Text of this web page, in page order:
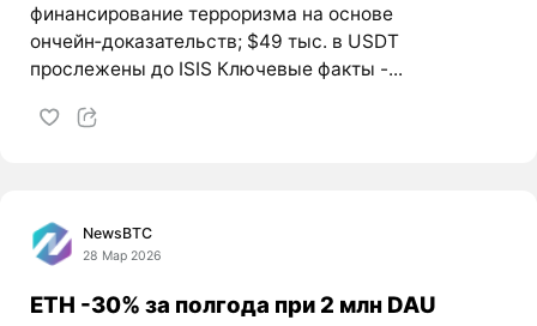
финансирование терроризма на основе
ончейн‑доказательств; $49 тыс. в USDT
прослежены до ISIS Ключевые факты -...
NewsBTC
28 Мар 2026
ETH -30% за полгода при 2 млн DAU